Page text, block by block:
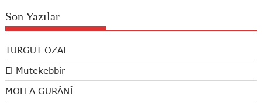
Son Yazılar
TURGUT ÖZAL
El Mütekebbir
MOLLA GÜRÂNÎ